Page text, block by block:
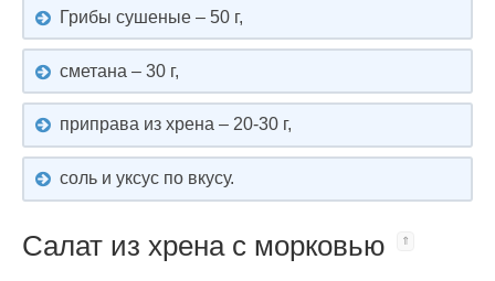
Грибы сушеные – 50 г,
сметана – 30 г,
приправа из хрена – 20-30 г,
соль и уксус по вкусу.
Салат из хрена с морковью